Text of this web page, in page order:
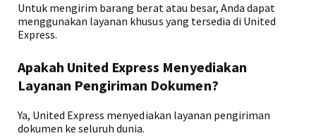
Untuk mengirim barang berat atau besar, Anda dapat
menggunakan layanan khusus yang tersedia di United
Express.
Apakah United Express Menyediakan
Layanan Pengiriman Dokumen?
Ya, United Express menyediakan layanan pengiriman
dokumen ke seluruh dunia.